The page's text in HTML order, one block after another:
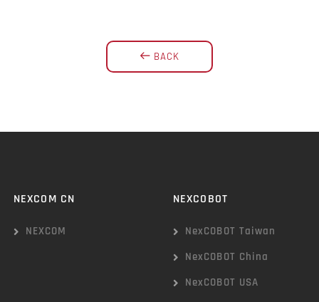
BACK
NEXCOM CN
NEXCOM
NEXCOBOT
NexCOBOT Taiwan
NexCOBOT China
NexCOBOT USA